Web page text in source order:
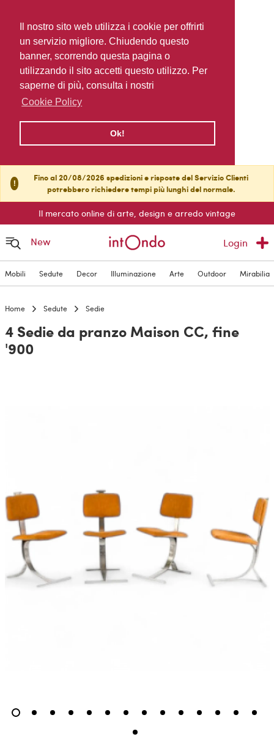
Il nostro sito web utilizza i cookie per offrirti
un servizio migliore. Chiudendo questo
banner, scorrendo questa pagina o
utilizzando il sito accetti questo utilizzo. Per
saperne di più, consulta i nostri
Cookie Policy
Ok!
!
Fino al 20/08/2026 spedizioni e risposte del Servizio Clienti
potrebbero richiedere tempi più lunghi del normale.
Il mercato online di arte, design e arredo vintage
New Login
Mobili Sedute Decor Illuminazione Arte Outdoor Mirabilia
Home Sedute Sedie
4 Sedie da pranzo Maison CC, fine
'900